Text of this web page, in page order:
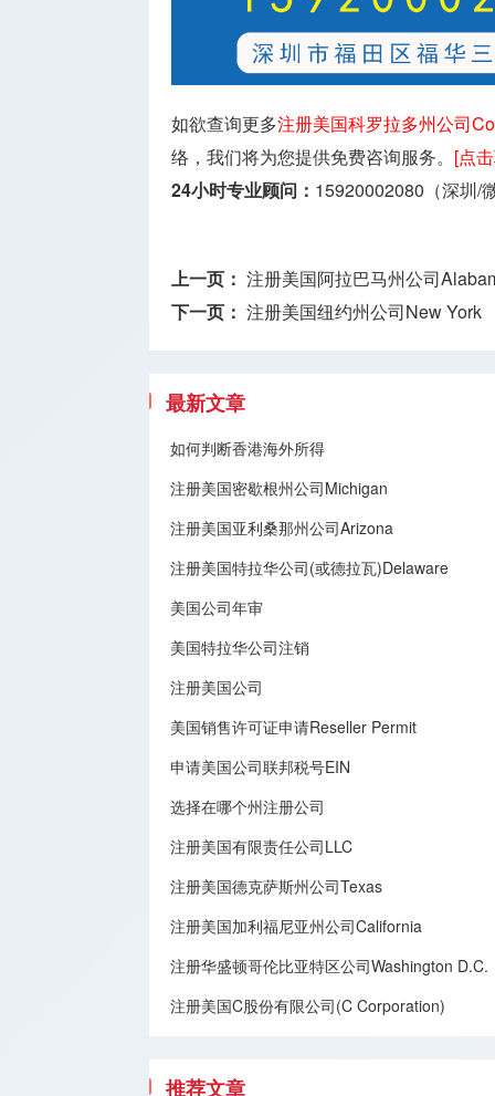
如欲查询更多注册美国科罗拉多州公司
络，我们将为您提供免费咨询服务。 [点
24小时专业顾问： 15920002080（深圳/
上一页： 注册美国阿拉巴马州公司
下一页： 注册美国纽约州公司New York
最新文章
如何判断香港海外所得
注册美国密歇根州公司Michigan
注册美国亚利桑那州公司Arizona
注册美国特拉华公司(或德拉瓦)Delaware
美国公司年审
美国特拉华公司注销
注册美国公司
美国销售许可证申请Reseller Permit
申请美国公司联邦税号EIN
选择在哪个州注册公司
注册美国有限责任公司LLC
注册美国德克萨斯州公司Texas
注册美国加利福尼亚州公司California
注册华盛顿哥伦比亚特区公司Washington D.C.
注册美国C股份有限公司(C Corporation)
推荐文章